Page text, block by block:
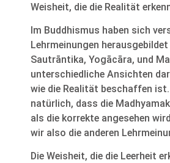
Weisheit, die die Realität
Im Buddhismus haben sich
Lehrmeinungen
Sautrāntika, Yogācāra, und
unterschiedliche Ansichten
wie die Realität beschaffen
natürlich, dass die
als die korrekte angesehen
wir also die anderen
Die Weisheit, die die Leerheit